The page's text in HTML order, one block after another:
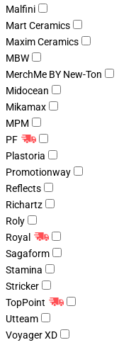
Malfini
Mart Ceramics
Maxim Ceramics
MBW
MerchMe BY New-Ton
Midocean
Mikamax
MPM
PF
Plastoria
Promotionway
Reflects
Richartz
Roly
Royal
Sagaform
Stamina
Stricker
TopPoint
Utteam
Voyager XD